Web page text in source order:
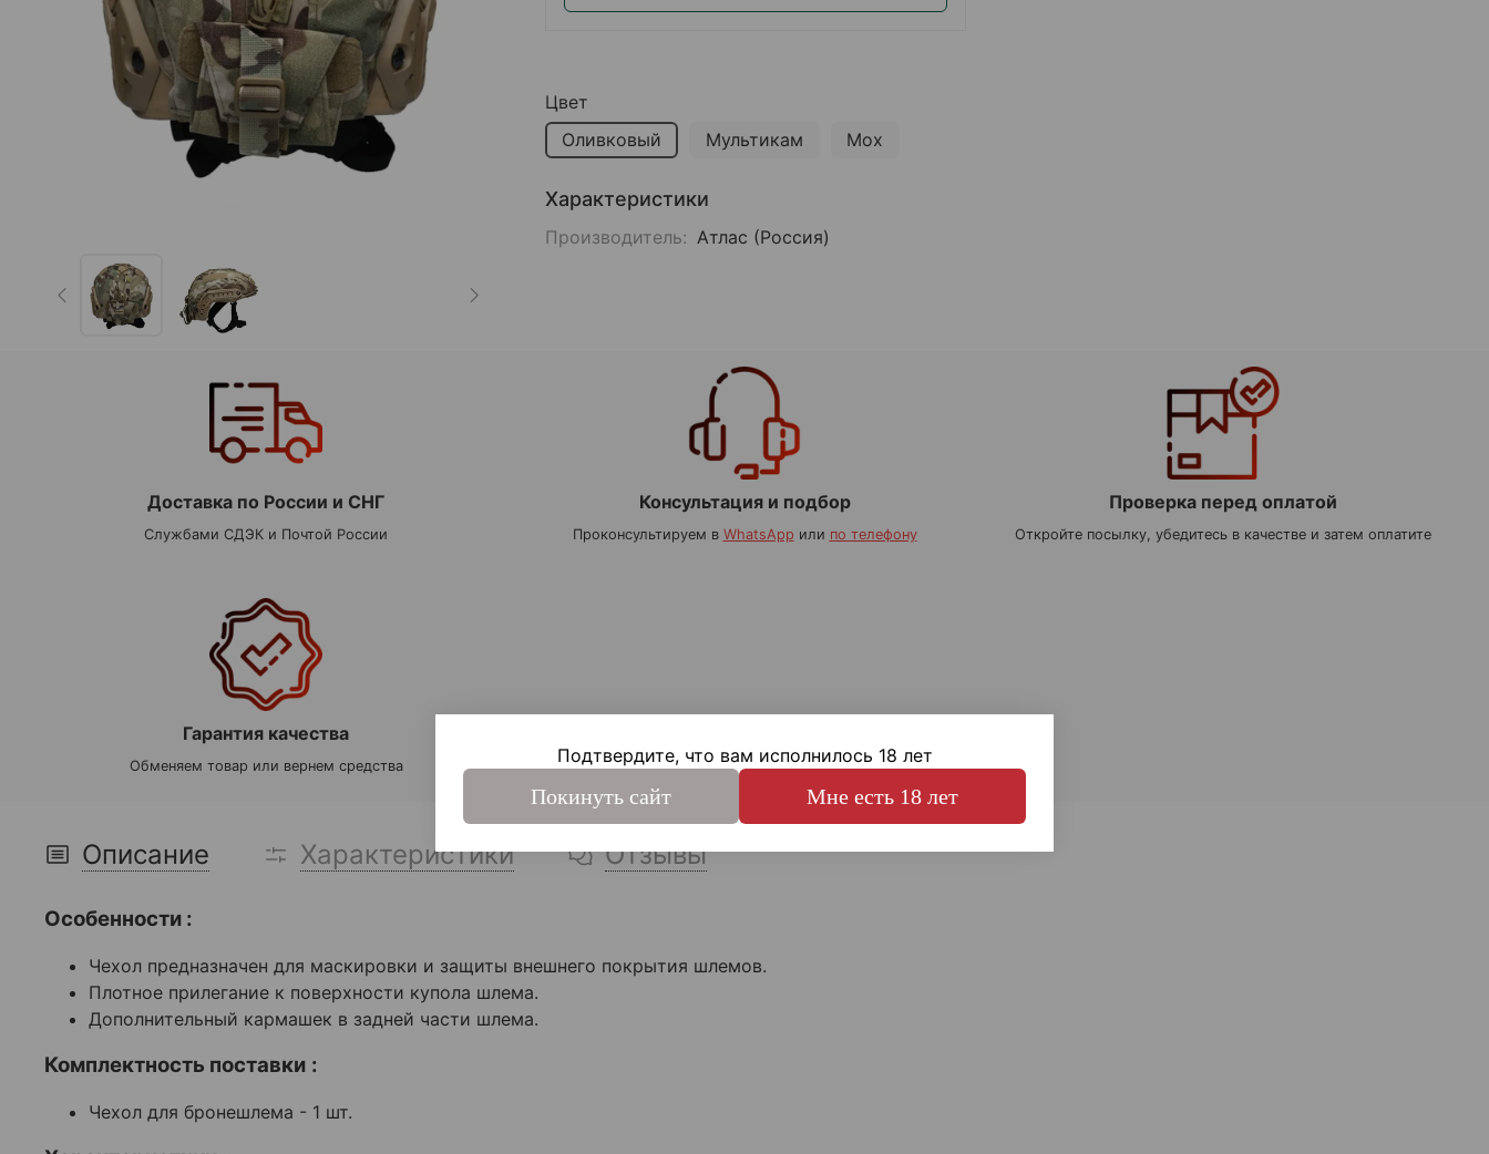
Цвет
Оливковый
Мультикам Мох
Характеристики
Производитель: Атлас (Россия)
Доставка по России и СНГ
Службами СДЭК и Почтой России
Консультация и подбор
Проконсультируем в WhatsApp или по телефону
Проверка перед оплатой
Откройте посылку, убедитесь в качестве и затем оплатите
Гарантия качества
Обменяем товар или вернем средства
Описание Характеристики Отзывы
Особенности :
Чехол предназначен для маскировки и защиты внешнего покрытия шлемов.
Плотное прилегание к поверхности купола шлема.
Дополнительный кармашек в задней части шлема.
Комплектность поставки :
Чехол для бронешлема - 1 шт.
Подтвердите, что вам исполнилось 18 лет
Покинуть сайт Мне есть 18 лет